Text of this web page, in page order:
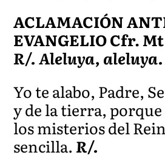
ACLAMACIÓN
EVANGELIO Cfr. Mt
R/. Aleluya, aleluya.
Yo te alabo, Padre,
y de la tierra,
los misterios del
sencilla.R/.